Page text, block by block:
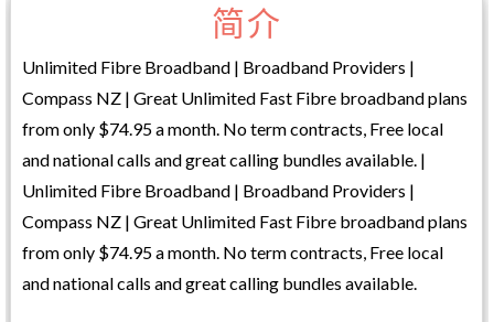
简介
Unlimited Fibre Broadband | Broadband Providers |
Compass NZ | Great Unlimited Fast Fibre broadband plans
from only $74.95 a month. No term contracts, Free local
and national calls and great calling bundles available. |
Unlimited Fibre Broadband | Broadband Providers |
Compass NZ | Great Unlimited Fast Fibre broadband plans
from only $74.95 a month. No term contracts, Free local
and national calls and great calling bundles available.